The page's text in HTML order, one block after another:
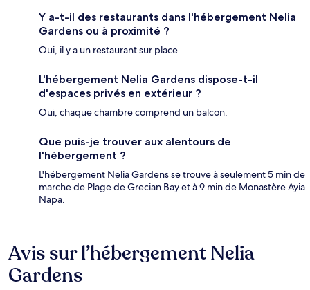
Y a-t-il des restaurants dans l'hébergement Nelia
Gardens ou à proximité ?
Oui, il y a un restaurant sur place.
L'hébergement Nelia Gardens dispose-t-il
d'espaces privés en extérieur ?
Oui, chaque chambre comprend un balcon.
Que puis-je trouver aux alentours de
l'hébergement ?
L'hébergement Nelia Gardens se trouve à seulement 5 min de
marche de Plage de Grecian Bay et à 9 min de Monastère Ayia
Napa.
Avis
Avis sur l’hébergement Nelia
Gardens